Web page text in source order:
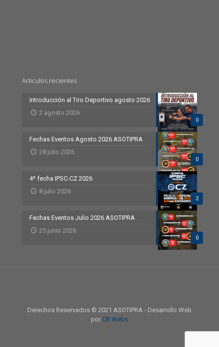
Articulos recientes
0
Introducción al Tiro Deportivo agosto 2026
2 agosto 2026
0
Fechas Eventos Agosto 2026 ASOTIPRA
28 julio 2026
2
4º fecha IPSC-CZ 2026
8 julio 2026
0
Fechas Eventos Julio 2026 ASOTIPRA
25 junio 2026
Derechos Reservados © 2021 ASOTIPRA - Desarrollo Web
por CR Webs